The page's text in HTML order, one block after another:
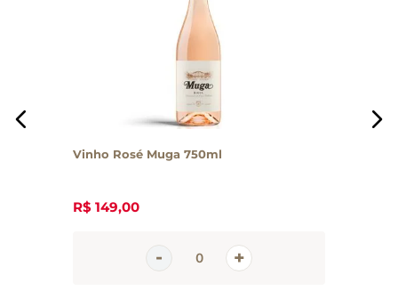
Vinho Rosé Muga 750ml
R$ 149,00